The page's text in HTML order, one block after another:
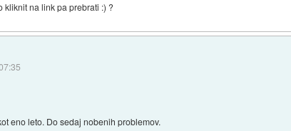
kliknit na link pa prebrati :) ?
eno leto. Do sedaj nobenih problemov.